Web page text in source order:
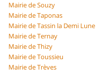
Mairie de Souzy
Mairie de Taponas
Mairie de Tassin la Demi Lune
Mairie de Ternay
Mairie de Thizy
Mairie de Toussieu
Mairie de Trèves